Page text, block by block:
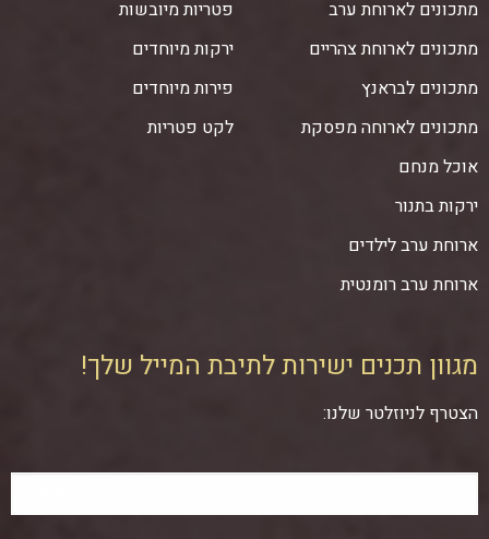
מתכונים לארוחת ערב
מתכונים לארוחת צהריים
מתכונים לבראנץ
מתכונים לארוחה מפסקת
אוכל מנחם
ירקות בתנור
ארוחת ערב לילדים
ארוחת ערב רומנטית
פטריות מיובשות
ירקות מיוחדים
פירות מיוחדים
לקט פטריות
מגוון תכנים ישירות לתיבת המייל שלך!
הצטרף לניוזלטר שלנו: